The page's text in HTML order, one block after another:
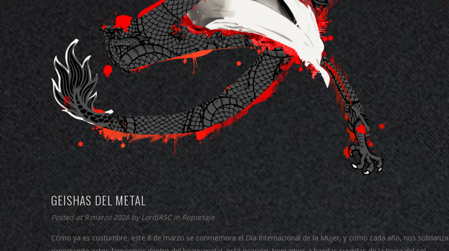
GEISHAS DEL METAL
Posted at 9 marzo 2026 byLordJASCin Reportaje
Cómo ya es costumbre, este 8 de marzo se conmemora el Día Internacional de la Mujer, y como cada año, nos